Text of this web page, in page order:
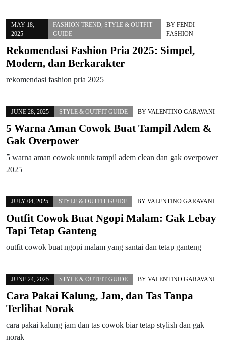
MAY 18,
2025
FASHION TREND STYLE & OUTFIT
GUIDE
BY FENDI
FASHION
Rekomendasi Fashion Pria 2025: Simpel,
Modern, dan Berkarakter
rekomendasi fashion pria 2025
JUNE 28, 2025 STYLE & OUTFIT GUIDE BY VALENTINO GARAVANI
5 Warna Aman Cowok Buat Tampil Adem &
Gak Overpower
5 warna aman cowok untuk tampil adem clean dan gak overpower
2025
JULY 04, 2025 STYLE & OUTFIT GUIDE BY VALENTINO GARAVANI
Outfit Cowok Buat Ngopi Malam: Gak Lebay
Tapi Tetap Ganteng
outfit cowok buat ngopi malam yang santai dan tetap ganteng
JUNE 24, 2025 STYLE & OUTFIT GUIDE BY VALENTINO GARAVANI
Cara Pakai Kalung, Jam, dan Tas Tanpa
Terlihat Norak
cara pakai kalung jam dan tas cowok biar tetap stylish dan gak
norak